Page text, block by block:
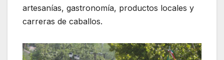
artesanías, gastronomía, productos locales y
carreras de caballos.